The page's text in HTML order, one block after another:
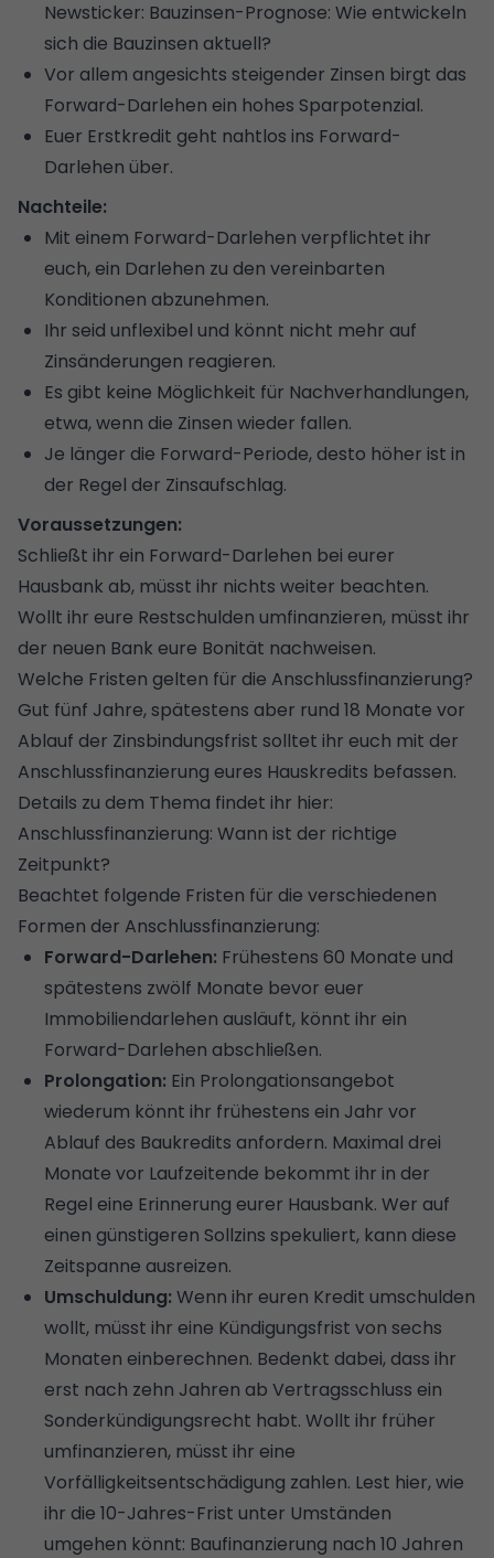
Newsticker: Bauzinsen-Prognose: Wie entwickeln
sich die Bauzinsen aktuell?
Vor allem angesichts steigender Zinsen birgt das
Forward-Darlehen ein hohes Sparpotenzial.
Euer Erstkredit geht nahtlos ins Forward-
Darlehen über.
Nachteile:
Mit einem Forward-Darlehen verpflichtet ihr
euch, ein Darlehen zu den vereinbarten
Konditionen abzunehmen.
Ihr seid unflexibel und könnt nicht mehr auf
Zinsänderungen reagieren.
Es gibt keine Möglichkeit für Nachverhandlungen,
etwa, wenn die Zinsen wieder fallen.
Je länger die Forward-Periode, desto höher ist in
der Regel der Zinsaufschlag.
Voraussetzungen:
Schließt ihr ein Forward-Darlehen bei eurer
Hausbank ab, müsst ihr nichts weiter beachten.
Wollt ihr eure Restschulden umfinanzieren, müsst ihr
der neuen Bank eure Bonität nachweisen.
Welche Fristen gelten für die Anschlussfinanzierung?
Gut fünf Jahre, spätestens aber rund 18 Monate vor
Ablauf der Zinsbindungsfrist solltet ihr euch mit der
Anschlussfinanzierung eures Hauskredits befassen.
Details zu dem Thema findet ihr hier:
Anschlussfinanzierung: Wann ist der richtige
Zeitpunkt?
Beachtet folgende Fristen für die verschiedenen
Formen der Anschlussfinanzierung:
Forward-Darlehen: Frühestens 60 Monate und
spätestens zwölf Monate bevor euer
Immobiliendarlehen ausläuft, könnt ihr ein
Forward-Darlehen abschließen.
Prolongation: Ein Prolongationsangebot
wiederum könnt ihr frühestens ein Jahr vor
Ablauf des Baukredits anfordern. Maximal drei
Monate vor Laufzeitende bekommt ihr in der
Regel eine Erinnerung eurer Hausbank. Wer auf
einen günstigeren Sollzins spekuliert, kann diese
Zeitspanne ausreizen.
Umschuldung: Wenn ihr euren Kredit umschulden
wollt, müsst ihr eine Kündigungsfrist von sechs
Monaten einberechnen. Bedenkt dabei, dass ihr
erst nach zehn Jahren ab Vertragsschluss ein
Sonderkündigungsrecht habt. Wollt ihr früher
umfinanzieren, müsst ihr eine
Vorfälligkeitsentschädigung zahlen. Lest hier, wie
ihr die 10-Jahres-Frist unter Umständen
umgehen könnt: Baufinanzierung nach 10 Jahren